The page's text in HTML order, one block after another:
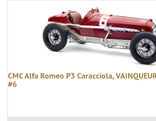
CMC Alfa Romeo P3 Caracciola,
#6